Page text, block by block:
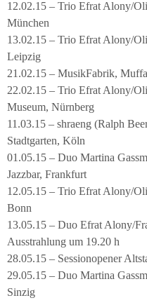
12.02.15 – Trio Efrat Alony/
München
13.02.15 – Trio Efrat Alony/
Leipzig
21.02.15 – MusikFabrik,
22.02.15 – Trio Efrat Alony/
Museum, Nürnberg
11.03.15 – shraeng (Ralph
Stadtgarten, Köln
01.05.15 – Duo Martina
Jazzbar, Frankfurt
12.05.15 – Trio Efrat Alony/
Bonn
13.05.15 – Duo Efrat Alony/
Ausstrahlung um 19.20 h
28.05.15 – Sessionopener
29.05.15 – Duo Martina
Sinzig